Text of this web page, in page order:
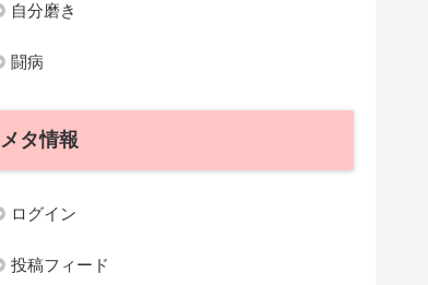
自分磨き
闘病
メタ情報
ログイン
投稿フィード